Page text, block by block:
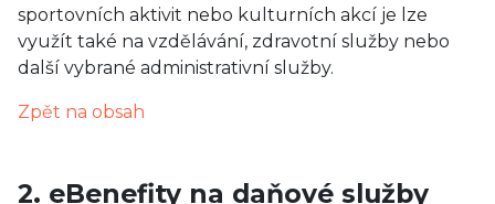
sportovních aktivit nebo kulturních akcí je lze
využít také na vzdělávání, zdravotní služby nebo
další vybrané administrativní služby.
Zpět na obsah
2. eBenefity na daňové služby